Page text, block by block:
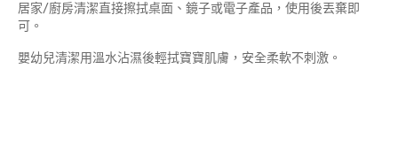
居家/廚房清潔直接擦拭桌面、鏡子或電子產品，使用後丟棄即
可。
嬰幼兒清潔用溫水沾濕後輕拭寶寶肌膚，安全柔軟不刺激。